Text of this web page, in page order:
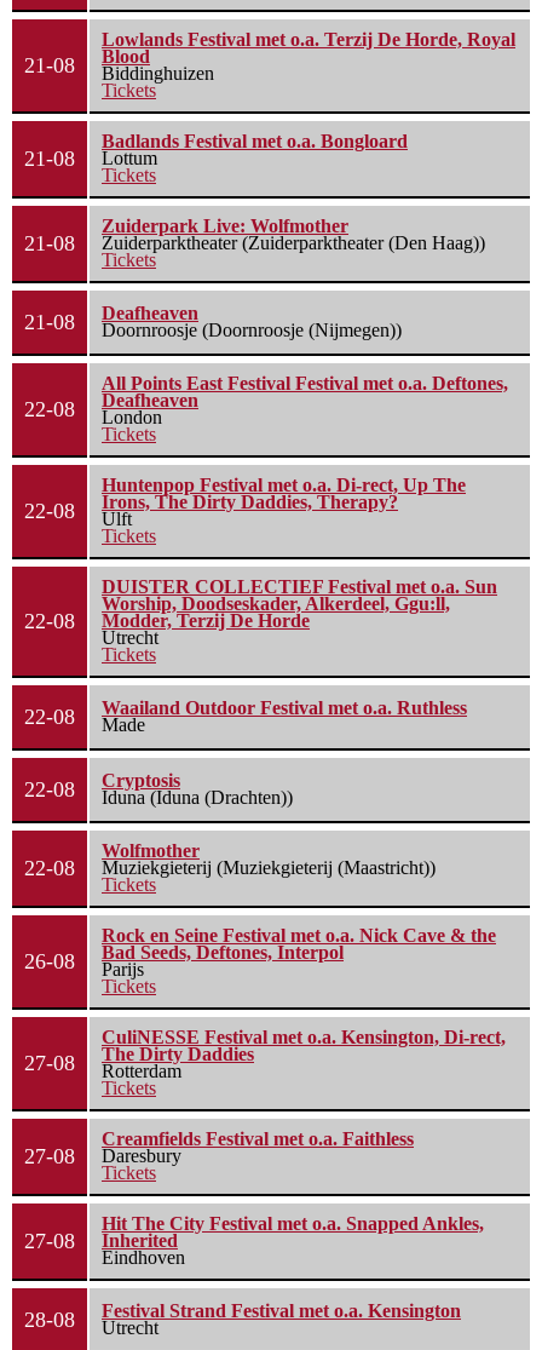
21-08
Lowlands Festival met o.a. Terzij De Horde, Royal
Blood
Biddinghuizen
Tickets
21-08
Badlands Festival met o.a. Bongloard
Lottum
Tickets
21-08
Zuiderpark Live: Wolfmother
Zuiderparktheater (Zuiderparktheater (Den Haag))
Tickets
21-08
Deafheaven
Doornroosje (Doornroosje (Nijmegen))
22-08
All Points East Festival Festival met o.a. Deftones,
Deafheaven
London
Tickets
22-08
Huntenpop Festival met o.a. Di-rect, Up The
Irons, The Dirty Daddies, Therapy?
Ulft
Tickets
22-08
DUISTER COLLECTIEF Festival met o.a. Sun
Worship, Doodseskader, Alkerdeel, Ggu:ll,
Modder, Terzij De Horde
Utrecht
Tickets
22-08
Waailand Outdoor Festival met o.a. Ruthless
Made
22-08
Cryptosis
Iduna (Iduna (Drachten))
22-08
Wolfmother
Muziekgieterij (Muziekgieterij (Maastricht))
Tickets
26-08
Rock en Seine Festival met o.a. Nick Cave & the
Bad Seeds, Deftones, Interpol
Parijs
Tickets
27-08
CuliNESSE Festival met o.a. Kensington, Di-rect,
The Dirty Daddies
Rotterdam
Tickets
27-08
Creamfields Festival met o.a. Faithless
Daresbury
Tickets
27-08
Hit The City Festival met o.a. Snapped Ankles,
Inherited
Eindhoven
28-08
Festival Strand Festival met o.a. Kensington
Utrecht